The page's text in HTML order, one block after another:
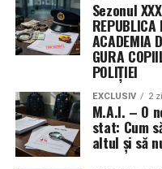
evitarea închiderii
Patty Murray a salutat
de noi fonduri și
Sezonul
REPUBLICA
ACADEMIA
GURA
POLIȚIEI
EXCLUSIV 2
M.A.I. – O
stat: Cum
altul și să